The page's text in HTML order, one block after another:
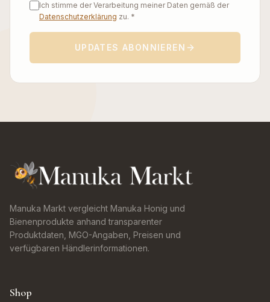
Ich stimme der Verarbeitung meiner Daten gemäß der
Datenschutzerklärung zu. *
UPDATES ABONNIEREN
Manuka Markt vergleicht Manuka Honig und
Bienenprodukte anhand transparenter
Produktdaten, MGO-Angaben, Preisen und
verfügbaren Händlerinformationen.
Shop